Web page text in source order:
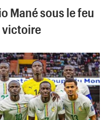
Mané sous le feu
victoire